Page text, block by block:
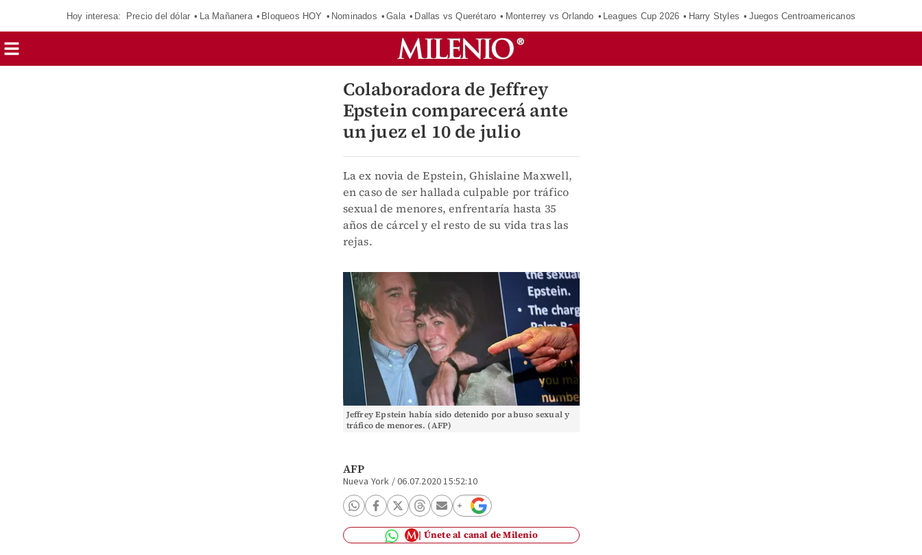
Hoy interesa: Precio del dólar La Mañanera Bloqueos HOY Nominados Gala Dallas vs Querétaro Monterrey vs Orlando Leagues Cup 2026 Harry Styles Juegos Centroamericanos
Colaboradora de Jeffrey
Epstein comparecerá ante
un juez el 10 de julio
La ex novia de Epstein, Ghislaine Maxwell,
en caso de ser hallada culpable por tráfico
sexual de menores, enfrentaría hasta 35
años de cárcel y el resto de su vida tras las
rejas.
Jeffrey Epstein había sido detenido por abuso sexual y
tráfico de menores. (AFP)
AFP
Nueva York /06.07.2020 15:52:10
Únete al canal de Milenio